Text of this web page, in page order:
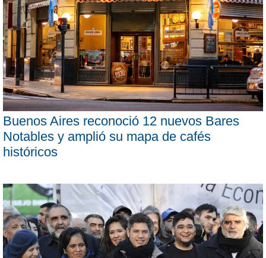
Buenos Aires reconoció 12 nuevos Bares
Notables y amplió su mapa de cafés
históricos